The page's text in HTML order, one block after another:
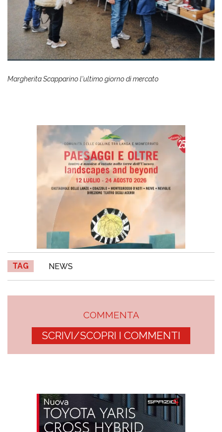
Margherita Scapparino l'ultimo giorno di mercato
TAG NEWS
COMMENTA
SCRIVI/SCOPRI I COMMENTI